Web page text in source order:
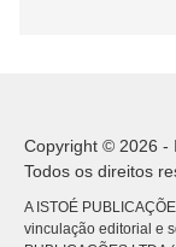
Copyright © 2026 -
Todos os direitos
A ISTOÉ
vinculação editorial e